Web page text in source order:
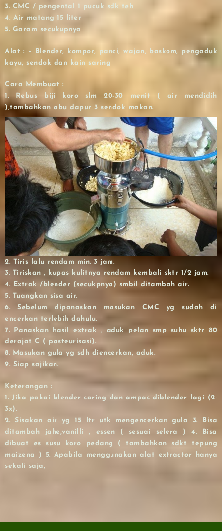
3. CMC / pengental 1 pucuk sdk teh
4. Air matang 15 liter
5. Garam secukupnya
Alat: – Blender, kompor, panci, wajan, baskom, pengaduk
kayu, sendok dan kain saring
Cara Membuat :
1. Rebus biji koro slm 20-30 menit ( air mendidih
),tambahkan abu dapur 3 sendok makan.
2. Tiris lalu rendam min. 3 jam.
3. Tiriskan , kupas kulitnya rendam kembali sktr 1/2 jam.
4. Extrak /blender (secukpnya) smbil ditambah air.
5. Tuangkan sisa air.
6. Sebelum dipanaskan masukan CMC yg sudah di
encerkan terlebih dahulu.
7. Panaskan hasil extrak , aduk pelan smp suhu sktr 80
derajat C ( pasteurisasi).
8. Masukan gula yg sdh diencerkan, aduk.
9. Siap sajikan.
Keterangan :
1. Jika pakai blender saring dan ampas diblender lagi (2-
3x).
2. Sisakan air yg 15 ltr utk mengencerkan gula 3. Bisa
ditambah jahe,vanilli , essen ( sesuai selera ) 4. Bisa
dibuat es susu koro pedang ( tambahkan sdkt tepung
maizena ) 5. Apabila menggunakan alat extractor hanya
sekali saja,